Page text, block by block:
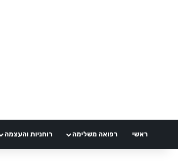
ראשי רפואה משלימה רוחניות והעצמה